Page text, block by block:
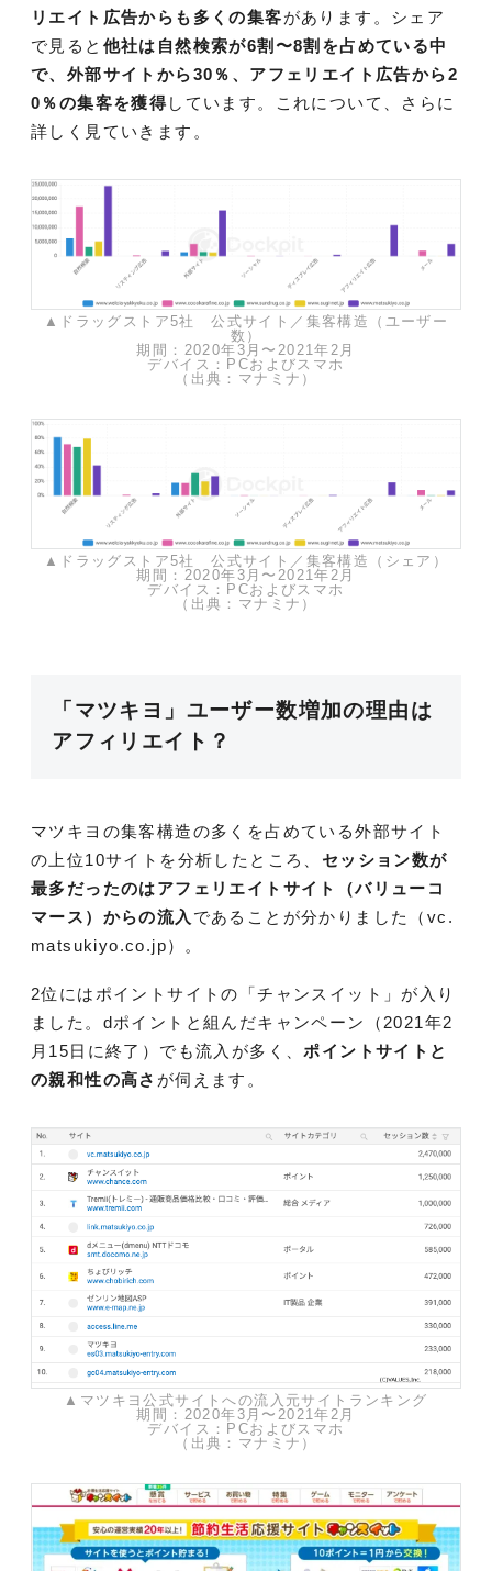
リエイト広告からも多くの集客があります。シェア
で見ると 他社は自然検索が6割〜8割を占めている中
で、外部サイトから30％、アフェリエイト広告から2
0％の集客を獲得しています。これについて、さらに
詳しく見ていきます。
▲ドラッグストア5社 公式サイト／集客構造（ユーザー
数）
期間：2020年3月〜2021年2月
デバイス：PCおよびスマホ
（出典：マナミナ）
▲ドラッグストア5社 公式サイト／集客構造（シェア）
期間：2020年3月〜2021年2月
デバイス：PCおよびスマホ
（出典：マナミナ）
「マツキヨ」ユーザー数増加の理由は
アフィリエイト？
マツキヨの集客構造の多くを占めている外部サイト
の上位10サイトを分析したところ、 セッション数が
最多だったのはアフェリエイトサイト（バリューコ
マース）からの流入 であることが分かりました（vc.
matsukiyo.co.jp）。
2位にはポイントサイトの「チャンスイット」が入り
ました。dポイントと組んだキャンペーン（2021年2
月15日に終了）でも流入が多く、ポイントサイトと
の親和性の高さ が伺えます。
▲マツキヨ公式サイトへの流入元サイトランキング
期間：2020年3月〜2021年2月
デバイス：PCおよびスマホ
（出典：マナミナ）